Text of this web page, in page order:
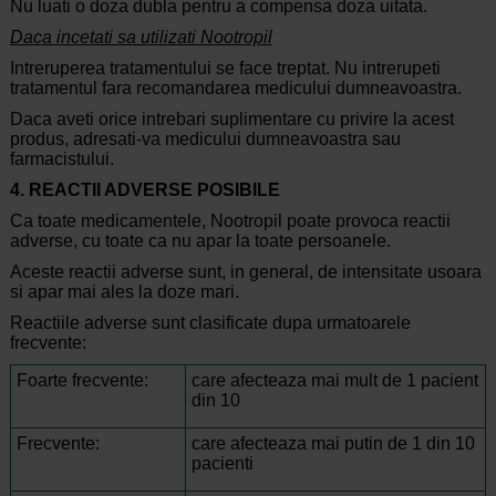
Nu luati o doza dubla pentru a compensa doza uitata.
Daca incetati sa utilizati Nootropil
Intreruperea tratamentului se face treptat. Nu intrerupeti
tratamentul fara recomandarea medicului dumneavoastra.
Daca aveti orice intrebari suplimentare cu privire la acest
produs, adresati-va medicului dumneavoastra sau
farmacistului.
4. REACTII ADVERSE POSIBILE
Ca toate medicamentele, Nootropil poate provoca reactii
adverse, cu toate ca nu apar la toate persoanele.
Aceste reactii adverse sunt, in general, de intensitate usoara
si apar mai ales la doze mari.
Reactiile adverse sunt clasificate dupa urmatoarele
frecvente:
Foarte frecvente:
care afecteaza mai mult de 1 pacient
din 10
Frecvente:
care afecteaza mai putin de 1 din 10
pacienti